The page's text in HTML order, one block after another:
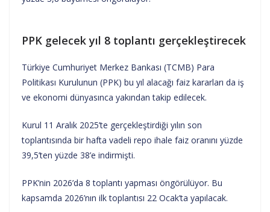
PPK gelecek yıl 8 toplantı gerçekleştirecek
Türkiye Cumhuriyet Merkez Bankası (TCMB) Para
Politikası Kurulunun (PPK) bu yıl alacağı faiz kararları da iş
ve ekonomi dünyasınca yakından takip edilecek.
Kurul 11 Aralık 2025’te gerçekleştirdiği yılın son
toplantısında bir hafta vadeli repo ihale faiz oranını yüzde
39,5’ten yüzde 38’e indirmişti.
PPK’nin 2026’da 8 toplantı yapması öngörülüyor. Bu
kapsamda 2026’nın ilk toplantısı 22 Ocak’ta yapılacak.